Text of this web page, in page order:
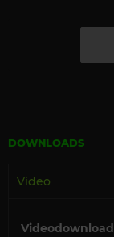
DOWNLOADS
Video
Videodownload